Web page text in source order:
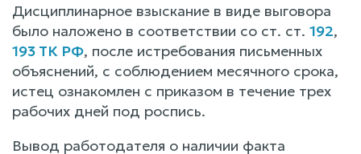
Дисциплинарное взыскание в виде выговора
было наложено в соответствии со ст. ст. 192,
193 ТК РФ, после истребования письменных
объяснений, с соблюдением месячного срока,
истец ознакомлен с приказом в течение трех
рабочих дней под роспись.
Вывод работодателя о наличии факта